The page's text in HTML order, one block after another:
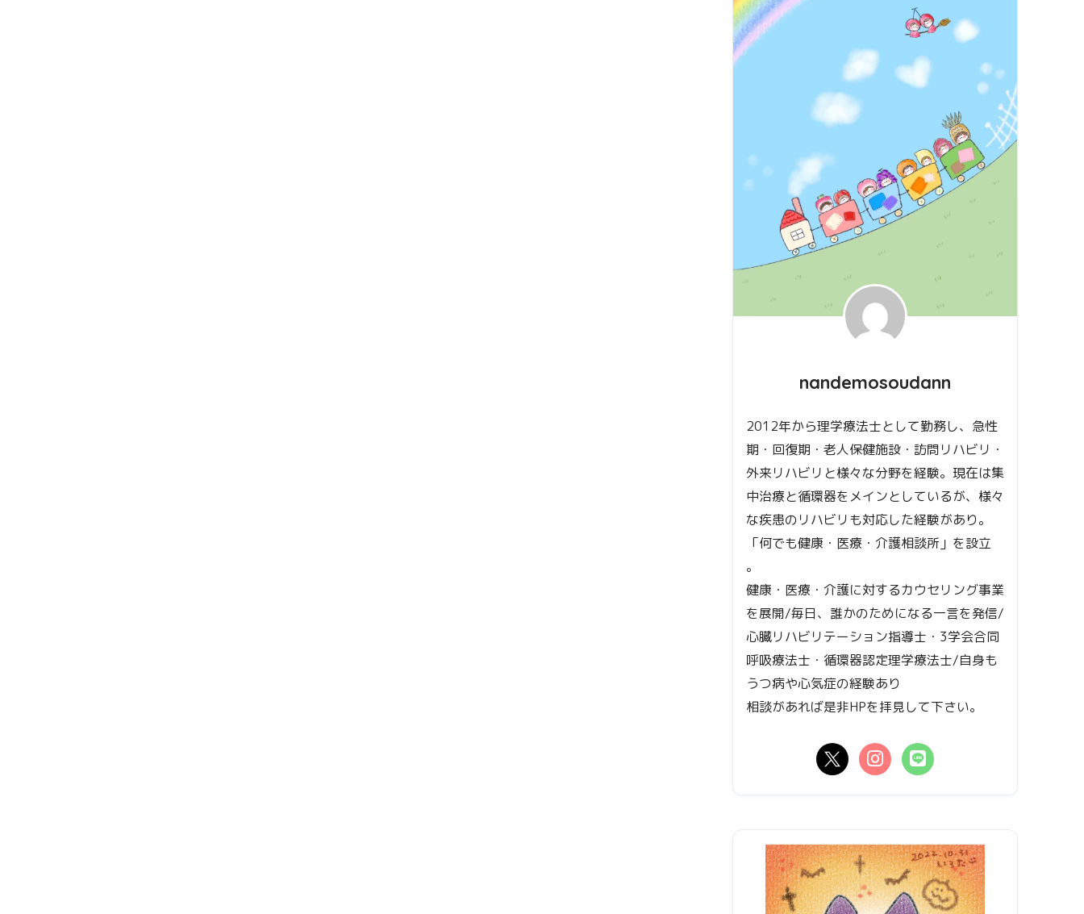
nandemosoudann
2012年から理学療法士として勤務し、急性
期・回復期・老人保健施設・訪問リハビリ・
外来リハビリと様々な分野を経験。現在は集
中治療と循環器をメインとしているが、様々
な疾患のリハビリも対応した経験があり。
「何でも健康・医療・介護相談所」を設立
。
健康・医療・介護に対するカウセリング事業
を展開/毎日、誰かのためになる一言を発信/
心臓リハビリテーション指導士・3学会合同
呼吸療法士・循環器認定理学療法士/自身も
うつ病や心気症の経験あり
相談があれば是非HPを拝見して下さい。